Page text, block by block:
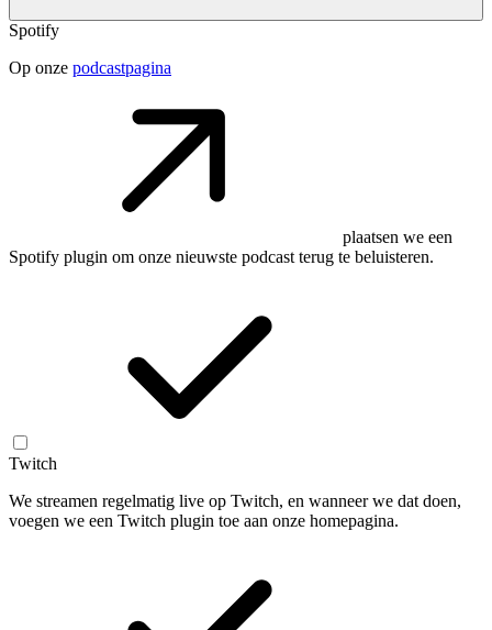
Spotify
Op onze podcastpagina
plaatsen we een
Spotify plugin om onze nieuwste podcast terug te beluisteren.
Twitch
We streamen regelmatig live op Twitch, en wanneer we dat doen,
voegen we een Twitch plugin toe aan onze homepagina.